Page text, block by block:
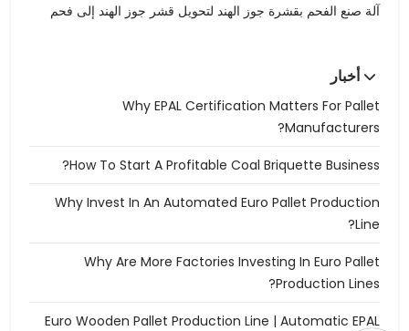
آلة صنع الفحم بقشرة جوز الهند لتحويل قشر جوز الهند إلى فحم
أخبار
Why EPAL Certification Matters For Pallet
Manufacturers?
How To Start A Profitable Coal Briquette Business?
Why Invest In An Automated Euro Pallet Production
Line?
Why Are More Factories Investing In Euro Pallet
Production Lines?
Euro Wooden Pallet Production Line | Automatic EPAL